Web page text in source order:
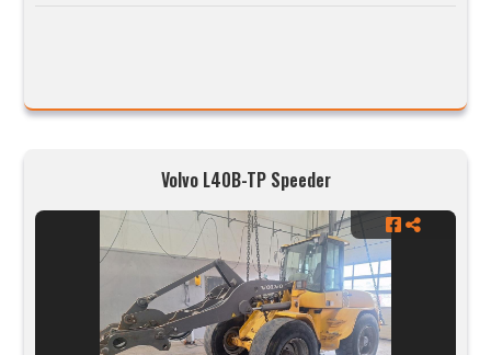
Volvo L40B-TP Speeder